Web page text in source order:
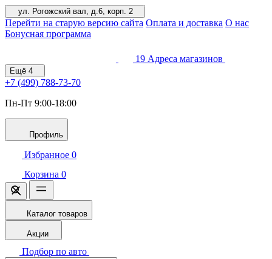
ул. Рогожский вал, д.6, корп. 2
Перейти на старую версию сайта Оплата и доставка О нас
Бонусная программа
19 Адреса магазинов
Ещё 4
+7 (499) 788-73-70
Пн-Пт 9:00-18:00
Профиль
Избранное 0
Корзина 0
Каталог товаров
Акции
Подбор по авто